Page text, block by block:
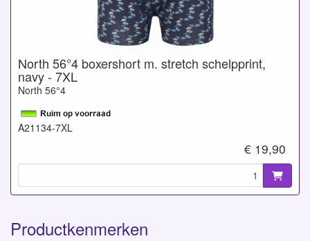
North 56°4 boxershort m. stretch schelpprint,
navy - 7XL
North 56°4
A21134-7XL
€ 19,90
Productkenmerken